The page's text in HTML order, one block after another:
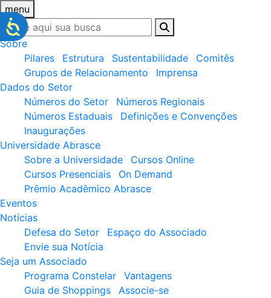
menu
Sobre
Pilares
Estrutura Sustentabilidade
Comitês
Grupos de Relacionamento
Imprensa
Dados do Setor
Números do Setor
Números Regionais
Números Estaduais
Definições e Convenções
Inaugurações
Universidade Abrasce
Sobre a Universidade
Cursos Online
Cursos Presenciais
On Demand
Prêmio Acadêmico Abrasce
Eventos
Notícias
Defesa do Setor
Espaço do Associado
Envie sua Notícia
Seja um Associado
Programa Constelar
Vantagens
Guia de Shoppings
Associe-se